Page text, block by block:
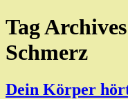
Tag
Schmerz
Dein Körper